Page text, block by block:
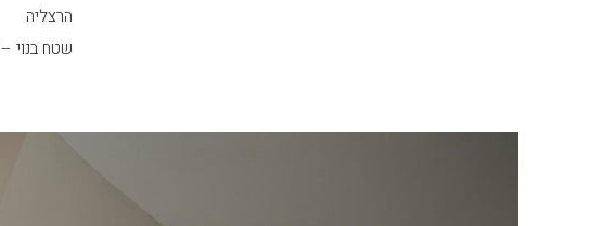
הרצליה
שטח בנוי – 220 מ"ר